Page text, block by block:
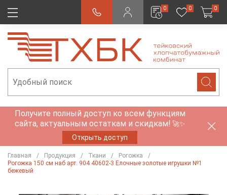
0 0 0
Получите полный доступ ко всем функциям
сайта, актуальным остаткам и скидкам! 🚀✨
Открыть доступ
Главная Продукция Ткани
Рогожка
Рогожка 150 см наб арт. 904 40602-3 Елочные золотые игрушки №1
бежевый